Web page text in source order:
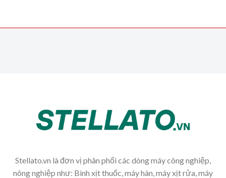
Stellato.vn là đơn vị phân phối các dòng máy công nghiệp,
nông nghiệp như: Bình xịt thuốc, máy hàn, máy xịt rửa, máy